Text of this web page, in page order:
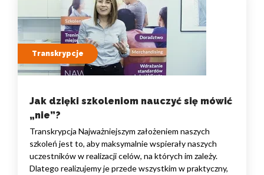
Transkrypcje
Jak dzięki szkoleniom nauczyć się mówić
„nie”?
Transkrypcja Najważniejszym założeniem naszych
szkoleń jest to, aby maksymalnie wspierały naszych
uczestników w realizacji celów, na których im zależy.
Dlatego realizujemy je przede wszystkim w praktyczny,